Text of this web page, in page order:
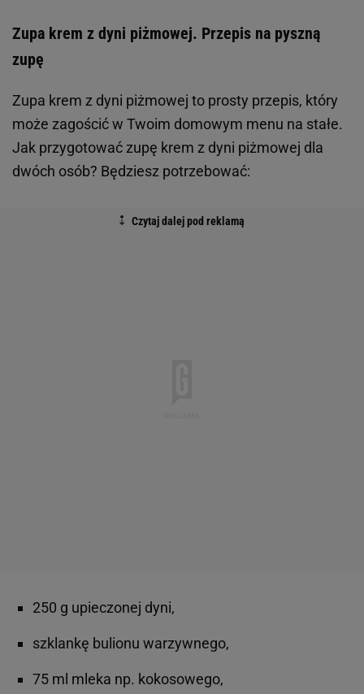
Zupa krem z dyni piżmowej. Przepis na pyszną
zupę
Zupa krem z dyni piżmowej to prosty przepis, który
może zagościć w Twoim domowym menu na stałe.
Jak przygotować zupę krem z dyni piżmowej dla
dwóch osób? Będziesz potrzebować:
250 g upieczonej dyni,
szklankę bulionu warzywnego,
75 ml mleka np. kokosowego,